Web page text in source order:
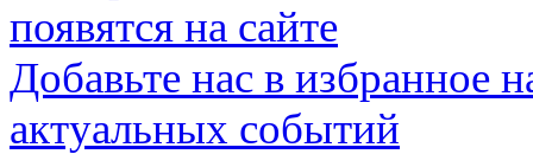
появятся на сайте
Добавьте нас в избранное
актуальных событий